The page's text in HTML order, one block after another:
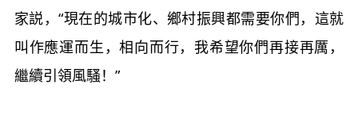
家説，“現在的城市化、鄉村振興都需要你們，這就
叫作應運而生，相向而行，我希望你們再接再厲，
繼續引領風騷！”